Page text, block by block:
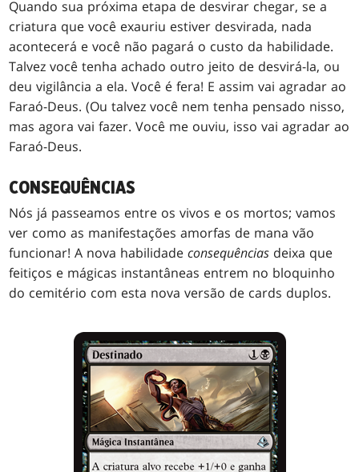
Quando sua próxima etapa de desvirar chegar, se a
criatura que você exauriu estiver desvirada, nada
acontecerá e você não pagará o custo da habilidade.
Talvez você tenha achado outro jeito de desvirá-la, ou
deu vigilância a ela. Você é fera! E assim vai agradar ao
Faraó-Deus. (Ou talvez você nem tenha pensado nisso,
mas agora vai fazer. Você me ouviu, isso vai agradar ao
Faraó-Deus.
CONSEQUÊNCIAS
Nós já passeamos entre os vivos e os mortos; vamos
ver como as manifestações amorfas de mana vão
funcionar! A nova habilidadeconsequências deixa que
feitiços e mágicas instantâneas entrem no bloquinho
do cemitério com esta nova versão de cards duplos.